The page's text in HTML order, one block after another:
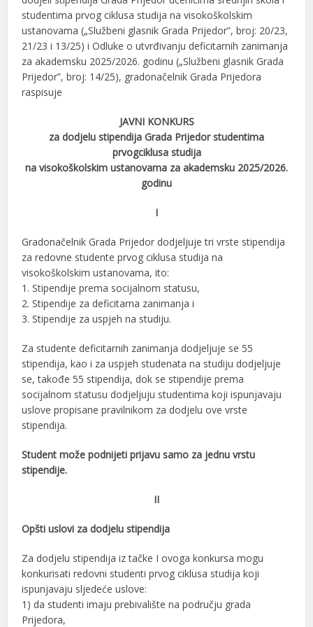
studentima prvog ciklusa studija na visokoškolskim
ustanovama („Službeni glasnik Grada Prijedor”, broj: 20/23,
21/23 i 13/25) i Odluke o utvrđivanju deficitarnih zanimanja
za akademsku 2025/2026. godinu („Službeni glasnik Grada
Prijedor”, broj: 14/25), gradonačelnik Grada Prijedora
raspisuje
JAVNI KONKURS
za dodjelu stipendija Grada Prijedor studentima
prvogciklusa studija
na visokoškolskim ustanovama za akademsku 2025/2026.
godinu
I
Gradonačelnik Grada Prijedor dodjeljuje tri vrste stipendija
za redovne studente prvog ciklusa studija na
visokoškolskim ustanovama, ito:
1. Stipendije prema socijalnom statusu,
2. Stipendije za deficitarna zanimanja i
3. Stipendije za uspjeh na studiju.
Za studente deficitarnih zanimanja dodjeljuje se 55
stipendija, kao i za uspjeh studenata na studiju dodjeljuje
se, takođe 55 stipendija, dok se stipendije prema
socijalnom statusu dodjeljuju studentima koji ispunjavaju
uslove propisane pravilnikom za dodjelu ove vrste
stipendija.
Student može podnijeti prijavu samo za jednu vrstu
stipendije.
II
Opšti uslovi za dodjelu stipendija
Za dodjelu stipendija iz tačke I ovoga konkursa mogu
konkurisati redovni studenti prvog ciklusa studija koji
ispunjavaju sljedeće uslove:
1) da studenti imaju prebivalište na području grada
Prijedora,